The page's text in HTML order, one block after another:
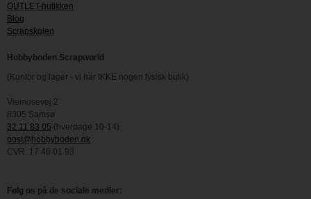
OUTLET-butikken
Blog
Scrapskolen
Hobbyboden Scrapworld
(Kontor og lager - vi har IKKE nogen fysisk butik)
Viemosevej 2
8305 Samsø
32 11 83 05 (hverdage 10-14)
post@hobbyboden.dk
CVR: 17 40 01 93
Følg os på de sociale medier: